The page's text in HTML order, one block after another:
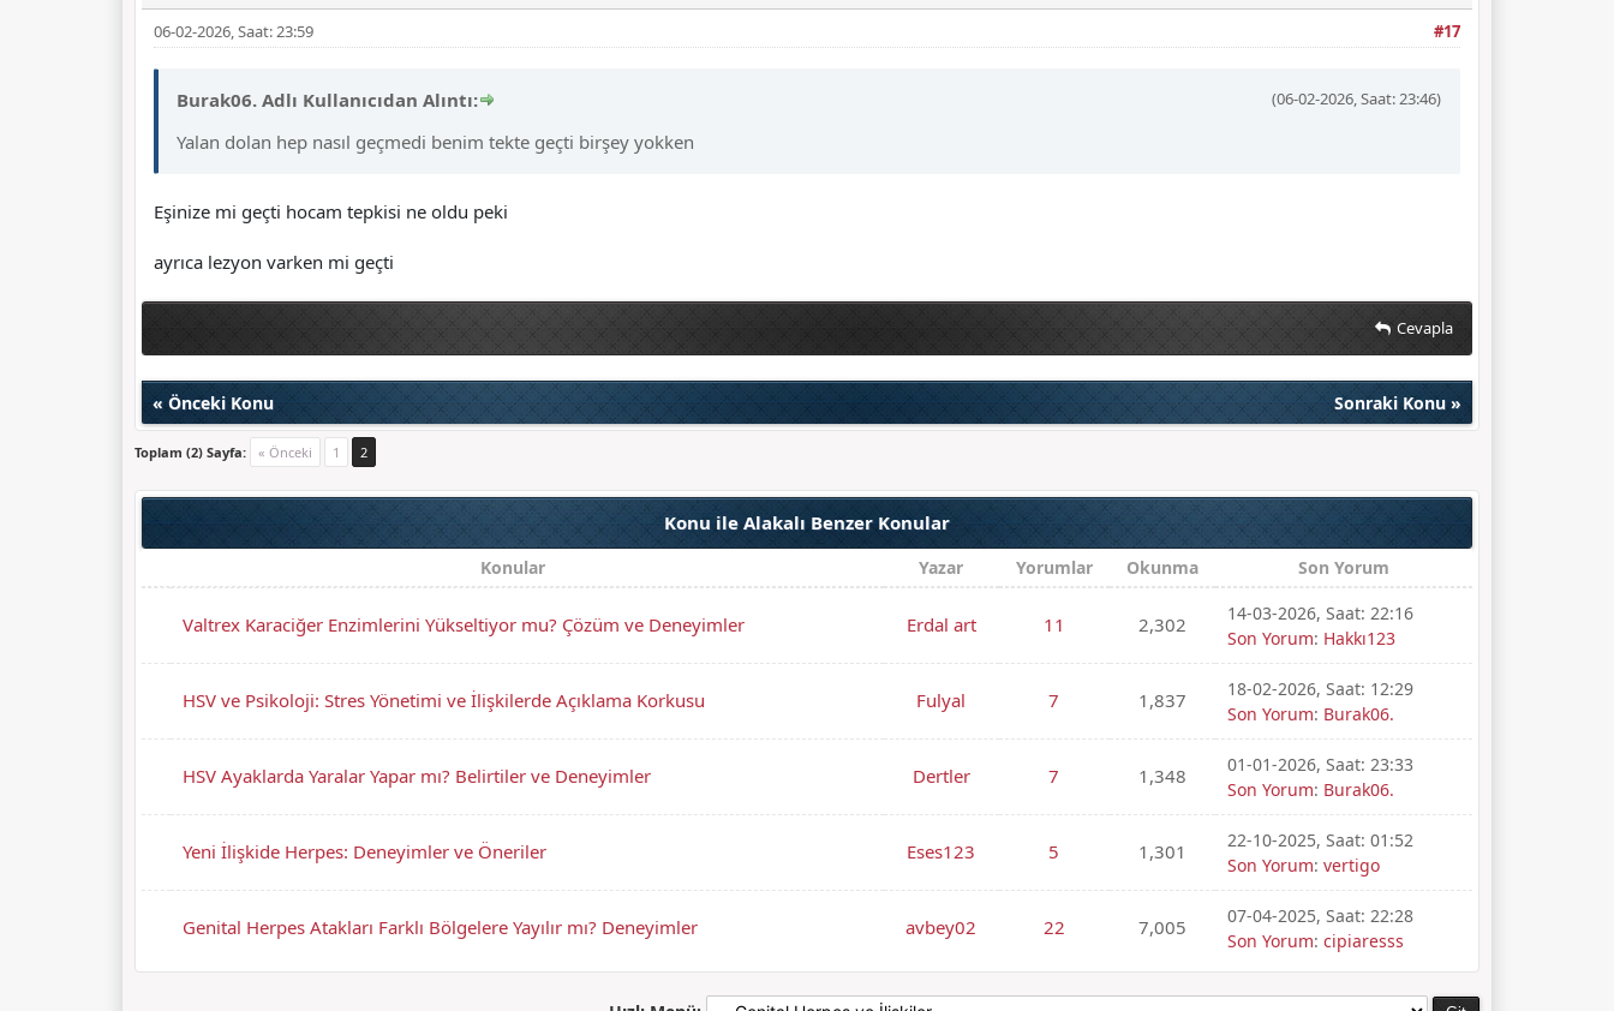
#17
06-02-2026, Saat: 23:59
(06-02-2026, Saat: 23:46)
Burak06. Adlı Kullanıcıdan Alıntı:
Yalan dolan hep nasıl geçmedi benim tekte geçti birşey yokken
Eşinize mi geçti hocam tepkisi ne oldu peki
ayrıca lezyon varken mi geçti
Cevapla
«Önceki Konu Sonraki Konu»
Toplam (2) Sayfa: « Önceki 1 2
Konu ile Alakalı Benzer Konular
Konular Yazar Yorumlar Okunma Son Yorum
Valtrex Karaciğer Enzimlerini Yükseltiyor mu? Çözüm ve Deneyimler Erdal art 11 2,302
14-03-2026, Saat: 22:16
Son Yorum: Hakkı123
HSV ve Psikoloji: Stres Yönetimi ve İlişkilerde Açıklama Korkusu Fulyal 7 1,837
18-02-2026, Saat: 12:29
Son Yorum: Burak06.
HSV Ayaklarda Yaralar Yapar mı? Belirtiler ve Deneyimler Dertler 7 1,348
01-01-2026, Saat: 23:33
Son Yorum: Burak06.
Yeni İlişkide Herpes: Deneyimler ve Öneriler Eses123 5 1,301
22-10-2025, Saat: 01:52
Son Yorum: vertigo
Genital Herpes Atakları Farklı Bölgelere Yayılır mı? Deneyimler avbey02 22 7,005
07-04-2025, Saat: 22:28
Son Yorum: cipiaresss